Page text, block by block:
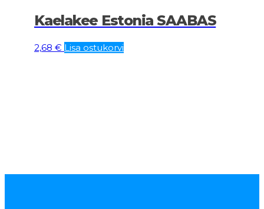
Kaelakee Estonia SAABAS
2,68 € Lisa ostukorvi